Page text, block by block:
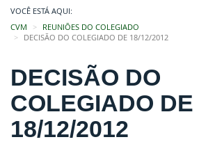
VOCÊ ESTÁ AQUI:
CVM
REUNIÕES DO COLEGIADO
DECISÃO DO COLEGIADO DE 18/12/2012
DECISÃO DO
COLEGIADO DE
18/12/2012